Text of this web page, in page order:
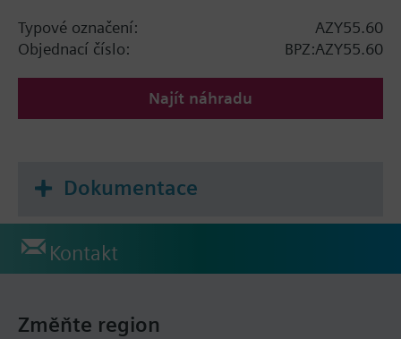
Typové označení:
AZY55.60
Objednací číslo:
BPZ:AZY55.60
Najít náhradu
Dokumentace
Kontakt
Změňte region